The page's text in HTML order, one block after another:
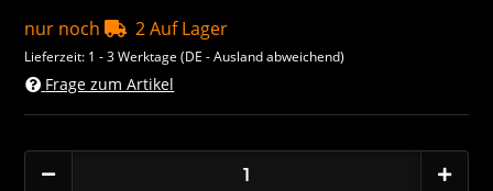
nur noch 2 Auf Lager
Lieferzeit: 1 - 3 Werktage(DE - Ausland abweichend)
Frage zum Artikel